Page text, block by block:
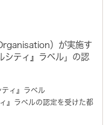
）が実施す
シティ』ラベル」の認
ィ』ラベル
』ラベルの認定を受けた都